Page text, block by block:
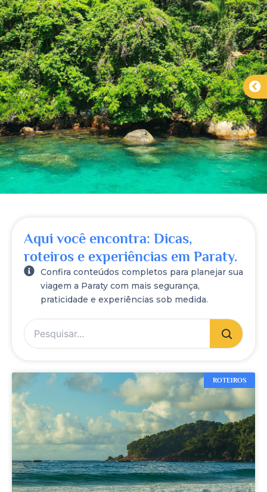
Aqui você encontra: Dicas,
roteiros e experiências em Paraty.
Confira conteúdos completos para planejar sua
viagem a Paraty com mais segurança,
praticidade e experiências sob medida.
ROTEIROS